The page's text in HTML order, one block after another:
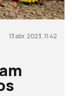
13 abr, 2023, 11:42